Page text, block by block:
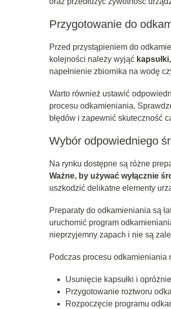
Przygotowanie do
Przed przystąpieniem do
kolejności należy wyjąć
napełnienie zbiornika na wodę
Warto również ustawić
procesu odkamieniania.
błędów i zapewnić skuteczność
Wybór odpowiedniego
Na rynku dostępne są różne
Ważne, by używać wyłącznie
uszkodzić delikatne elementy
Preparaty do odkamieniania są
uruchomić program
nieprzyjemny zapach i nie są
Podczas procesu odkamieniania
Usunięcie kapsułki i
Przygotowanie roztworu
Rozpoczęcie programu